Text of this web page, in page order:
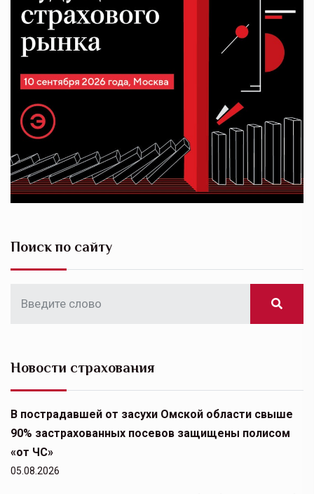
Поиск по сайту
Новости страхования
В пострадавшей от засухи Омской области свыше
90% застрахованных посевов защищены полисом
«от ЧС»
05.08.2026